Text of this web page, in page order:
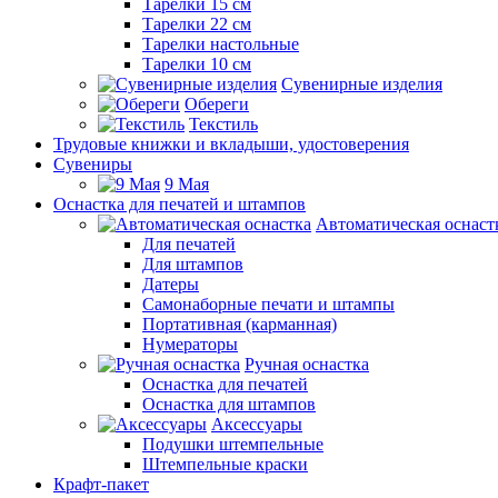
Тарелки 15 см
Тарелки 22 см
Тарелки настольные
Тарелки 10 см
Сувенирные изделия
Обереги
Текстиль
Трудовые книжки и вкладыши, удостоверения
Сувениры
9 Мая
Оснастка для печатей и штампов
Автоматическая
Для печатей
Для штампов
Датеры
Самонаборные печати и штампы
Портативная (карманная)
Нумераторы
Ручная оснастка
Оснастка для печатей
Оснастка для штампов
Аксессуары
Подушки штемпельные
Штемпельные краски
Крафт-пакет